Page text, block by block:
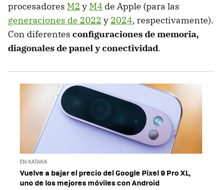
procesadores M2 y M4 de Apple (para las
generaciones de 2022 y 2024, respectivamente).
Con diferentes configuraciones de memoria,
diagonales de panel y conectividad.
EN XATAKA
Vuelve a bajar el precio del Google Pixel 9 Pro XL,
uno de los mejores móviles con Android